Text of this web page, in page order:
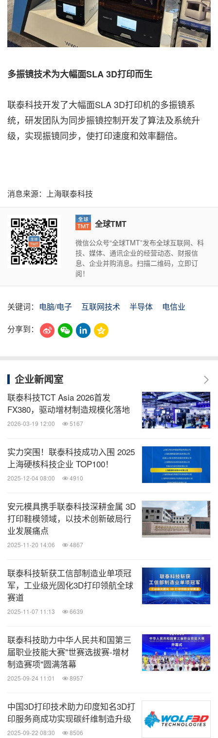
多振镜技术为大幅面SLA 3D打印而生
联泰科技开发了大幅面SLA 3D打印机的多振镜系
统，研发团队为同步振镜控制开发了算法及系统升
级，实现振镜同步，使打印速度和效率翻倍。
消息来源：上海联泰科技
全球TMT
微信公众号“全球TMT”发布全球互联网、科
技、媒体、通讯企业的经营动态、财报信
息、企业并购消息。扫描二维码，立即订
阅！
关键词： 电脑/电子 互联网技术 半导体
电信业
分享到：
企业新闻室
联泰科技TCT Asia 2026首发
FX380，驱动增材制造规模化落地
2026-03-19 12:00 5167
实力突围！联泰科技成功入围 2025
上海硬核科技企业 TOP100！
2025-12-04 08:00 4910
安元模具携手联泰科技深耕金属 3D
打印鞋模领域，以技术创新破局行
业发展痛点
2025-11-20 14:06 4867
联泰科技斩获工信部制造业单项冠
军，工业级光固化3D打印领航全球
赛道
2025-11-07 11:13 6639
联泰科技助力中华人民共和国第三
届职业技能大赛"世赛选拔赛-增材
制造赛项"圆满落幕
2025-09-24 11:01 8957
中国3D打印技术助力印度知名3D打
印服务商成功实现碳纤维制造升级
2025-09-22 08:30 8506